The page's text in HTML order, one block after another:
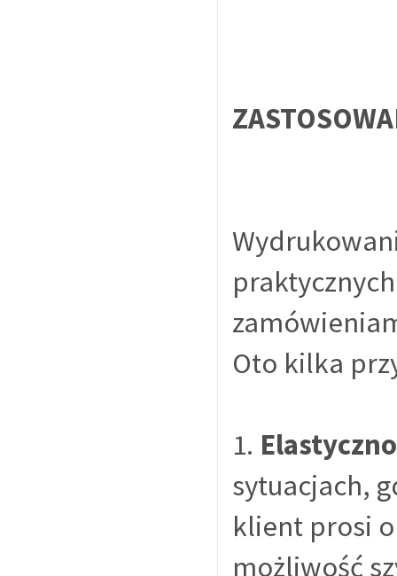
Oto kilka
1.
sytuacjach,
klient prosi
możliwość